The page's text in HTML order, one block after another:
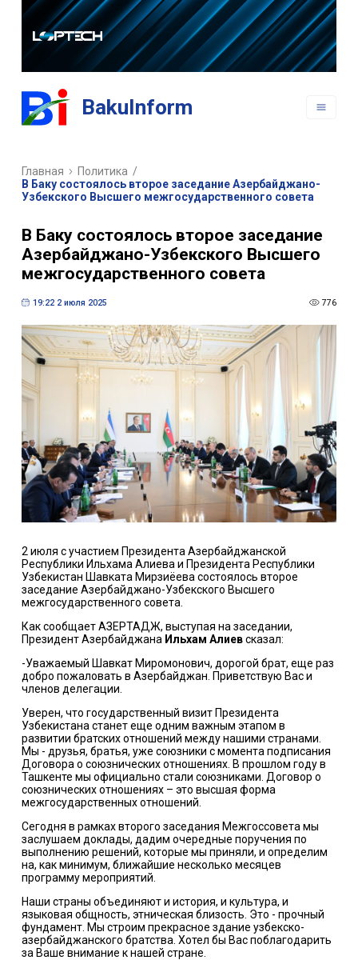
РАЗРАБОТКА
ВЕБ САЙТОВ
МОБИЛЬНЫХ
BakuInform
Главная Политика /
В Баку состоялось второе заседание Азербайджано-
Узбекского Высшего межгосударственного совета
В Баку состоялось второе заседание
Азербайджано-Узбекского Высшего
межгосударственного совета
19:22 2 июля 2025 776
2 июля с участием Президента Азербайджанской
Республики Ильхама Алиева и Президента Республики
Узбекистан Шавката Мирзиёева состоялось второе
заседание Азербайджано-Узбекского Высшего
межгосударственного совета.
Как сообщает АЗЕРТАДЖ, выступая на заседании,
Президент Азербайджана Ильхам Алиевсказал:
-Уважаемый Шавкат Миромонович, дорогой брат, еще раз
добро пожаловать в Азербайджан. Приветствую Вас и
членов делегации.
Уверен, что государственный визит Президента
Узбекистана станет еще одним важным этапом в
развитии братских отношений между нашими странами.
Мы - друзья, братья, уже союзники с момента подписания
Договора о союзнических отношениях. В прошлом году в
Ташкенте мы официально стали союзниками. Договор о
союзнических отношениях – это высшая форма
межгосударственных отношений.
Сегодня в рамках второго заседания Межгоссовета мы
заслушаем доклады, дадим очередные поручения по
выполнению решений, которые мы приняли, и определим
на, как минимум, ближайшие несколько месяцев
программу мероприятий.
Наши страны объединяют и история, и культура, и
языковая общность, этническая близость. Это - прочный
фундамент. Мы строим прекрасное здание узбекско-
азербайджанского братства. Хотел бы Вас поблагодарить
за Ваше внимание к нашей стране.